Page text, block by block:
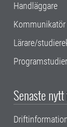
Handläggare
Kommunikatör
Lärare/
Senaste